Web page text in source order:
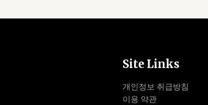
Site Links
개인정보 취급방침
이용 약관